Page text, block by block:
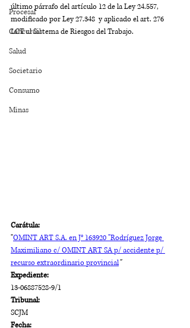
Procesal
Concursal
Salud
Societario
Consumo
Minas
último párrafo del artículo 12 de la Ley 24.557,
modificado por Ley 27.348  y aplicado el art. 276
LCT al Sistema de Riesgos del Trabajo.
Carátula:
"OMINT ART S.A. en J° 163920 "Rodríguez Jorge
Maximilianoc/ OMINT ART SAp/ accidente p/
recurso extraordinario provincial"
Expediente:
13-06887528-9/1
Tribunal:
SCJM
Fecha: